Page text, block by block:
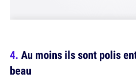
Au moins ils sont polis
beau